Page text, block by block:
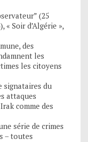
(25
« Soir d’Algérie »,
des
les
les citoyens
signataires du
attaques
comme des
série de crimes
– toutes